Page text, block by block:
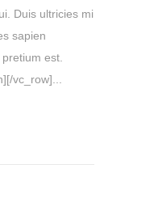
Duis ultricies mi
sapien
est.
vc_row]...